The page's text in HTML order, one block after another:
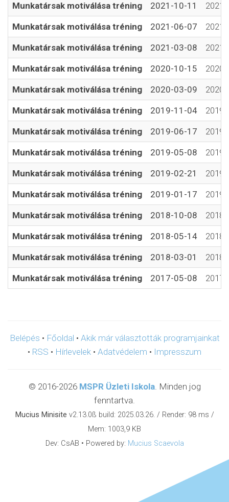
Munkatársak motiválása tréning 2021-10-11 2021-
Munkatársak motiválása tréning 2021-06-07 2021-
Munkatársak motiválása tréning 2021-03-08 2021-
Munkatársak motiválása tréning 2020-10-15 2020-
Munkatársak motiválása tréning 2020-03-09 2020-
Munkatársak motiválása tréning 2019-11-04 2019-
Munkatársak motiválása tréning 2019-06-17 2019-
Munkatársak motiválása tréning 2019-05-08 2019-
Munkatársak motiválása tréning 2019-02-21 2019-
Munkatársak motiválása tréning 2019-01-17 2019-
Munkatársak motiválása tréning 2018-10-08 2018-
Munkatársak motiválása tréning 2018-05-14 2018-
Munkatársak motiválása tréning 2018-03-01 2018-
Munkatársak motiválása tréning 2017-05-08 2017-
Belépés • Főoldal • Akik már választották programjainkat
• RSS • Hírlevelek • Adatvédelem • Impresszum
© 2016-2026 MSPR Üzleti Iskola. Minden jog
fenntartva.
Mucius Minisite v2.13.0ß build: 2025.03.26. / Render: 98 ms /
Mem: 1003,9 KB
Dev: CsAB • Powered by: Mucius Scaevola